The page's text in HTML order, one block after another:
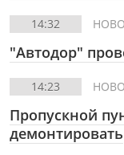
14:32
"Автодор"
14:23
Пропускной
демонтировать